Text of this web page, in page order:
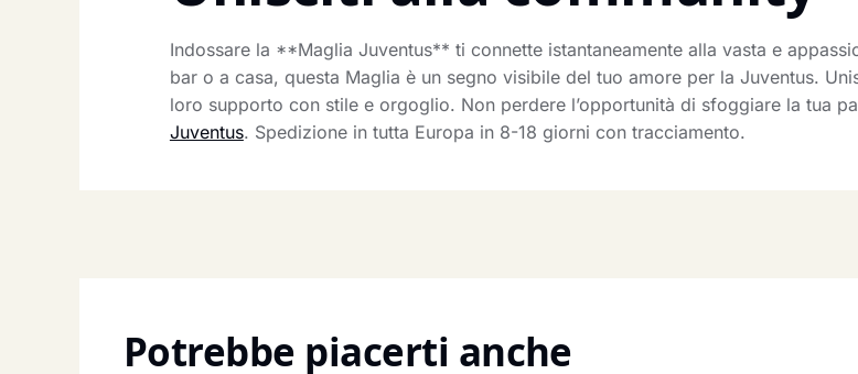
Indossare la **Maglia Juventus** ti connette istantaneamente alla vasta e
bar o a casa, questa Maglia è un segno visibile del tuo amore per la Juventus.
loro supporto con stile e orgoglio. Non perdere l’opportunità di sfoggiare la tua
Juventus. Spedizione in tutta Europa in 8-18 giorni con tracciamento.
Potrebbe piacerti anche